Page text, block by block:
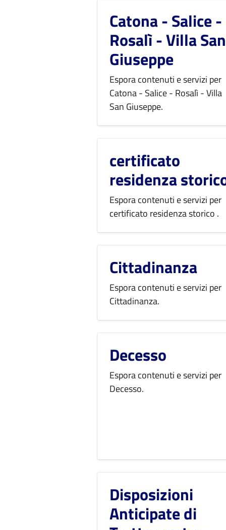
Catona - Salice -
Rosalì - Villa San
Giuseppe
Espora contenuti e servizi per
Catona - Salice - Rosalì - Villa
San Giuseppe.
certificato
residenza
Espora contenuti e servizi per
certificato residenza storico .
Cittadinanza
Espora contenuti e servizi per
Cittadinanza.
Decesso
Espora contenuti e servizi per
Decesso.
Disposizioni
Anticipate di